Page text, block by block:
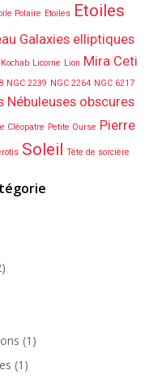
Polaire Etoiles Etoiles
Galaxies elliptiques
Kochab Licorne Lion Mira Ceti
NGC 2239 NGC 2264 NGC 6217
Nébuleuses obscures
Cléopatre Petite Ourse Pierre
Soleil Tête de sorcière
(1)
(1)